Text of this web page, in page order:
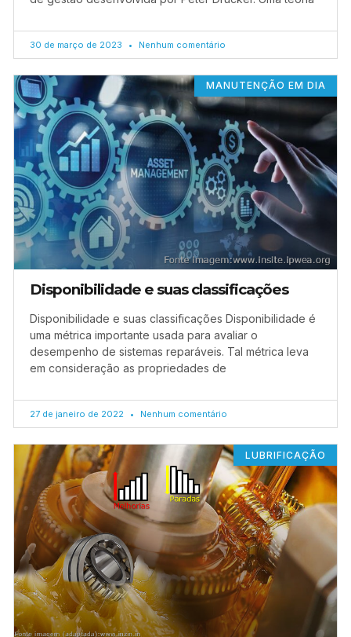
30 de março de 2023 Nenhum comentário
MANUTENÇÃO EM DIA
Disponibilidade e suas classificações
Disponibilidade e suas classificações Disponibilidade é
uma métrica importante usada para avaliar o
desempenho de sistemas reparáveis. Tal métrica leva
em consideração as propriedades de
27 de janeiro de 2022 Nenhum comentário
LUBRIFICAÇÃO